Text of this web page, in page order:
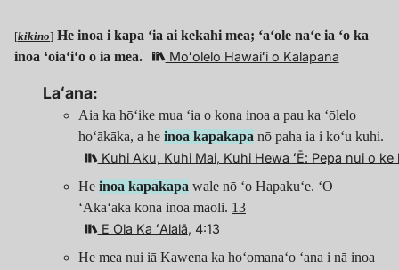
[kikino] He inoa i kapa ʻia ai kekahi mea; ʻaʻole naʻe ia ʻo ka
inoa ʻoiaʻiʻo o ia mea.
Moʻolelo Hawaiʻi o Kalapana
Laʻana:
Aia ka hōʻike mua ‘ia o kona inoa a pau ka ‘ōlelo
hoʻākāka, a he inoa kapakapa nō paha ia i koʻu kuhi.
Kuhi Aku, Kuhi Mai, Kuhi Hewa ʻĒ: Pepa nui o ke
He inoa kapakapa wale nō ʻo Hapakuʻe. ʻO
ʻAkaʻaka kona inoa maoli. 13
E Ola Ka ʻAlalā, 4:13
He mea nui iā Kawena ka hoʻomanaʻo ʻana i nā inoa